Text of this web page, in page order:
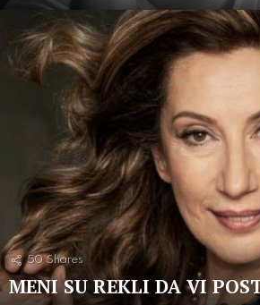
50 Shares
MENI SU REKLI DA VI